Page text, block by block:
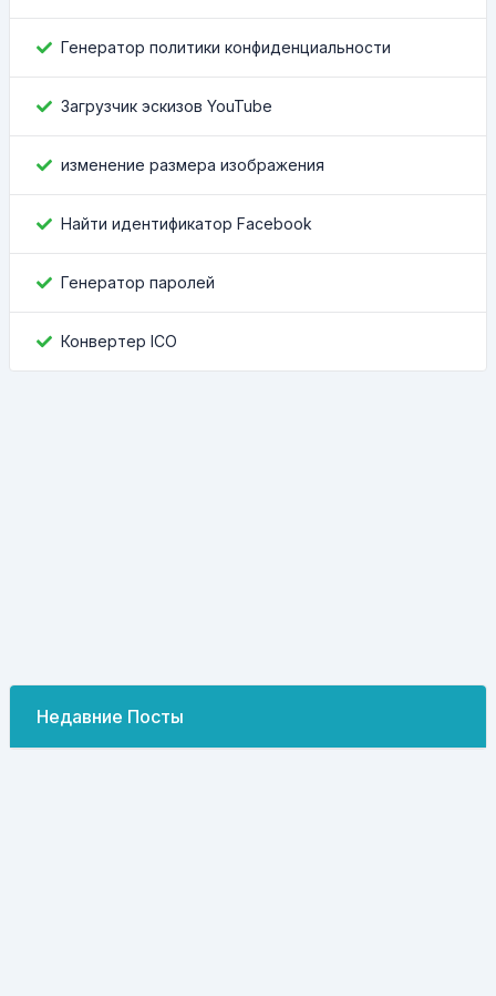
Генератор политики конфиденциальности
Загрузчик эскизов YouTube
изменение размера изображения
Найти идентификатор Facebook
Генератор паролей
Конвертер ICO
Недавние Посты